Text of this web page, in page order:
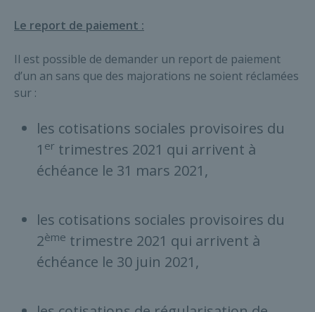
Le report de paiement :
Il est possible de demander un report de paiement
d’un an sans que des majorations ne soient réclamées
sur :
les cotisations sociales provisoires du
1 er trimestres 2021 qui arrivent à
échéance le 31 mars 2021,
les cotisations sociales provisoires du
2ème trimestre 2021 qui arrivent à
échéance le 30 juin 2021,